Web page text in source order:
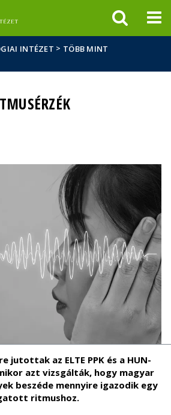
sajtóban
INTÉZET > TÖBB MINT
jutottak az ELTE PPK és a HUN-
azt vizsgálták, hogy magyar
beszéde mennyire igazodik egy
ritmushoz.